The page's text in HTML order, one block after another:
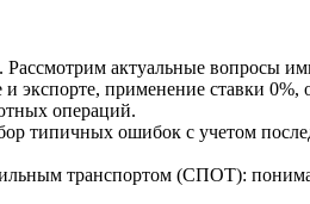
актуальные вопросы
применение ставки 0%,
операций.
типичных ошибок с учетом
транспортом (СПОТ):